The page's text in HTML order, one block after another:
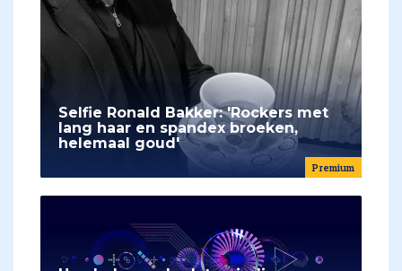
Premium
Selfie Ronald Bakker: 'Rockers met
lang haar en spandex broeken,
helemaal goud'